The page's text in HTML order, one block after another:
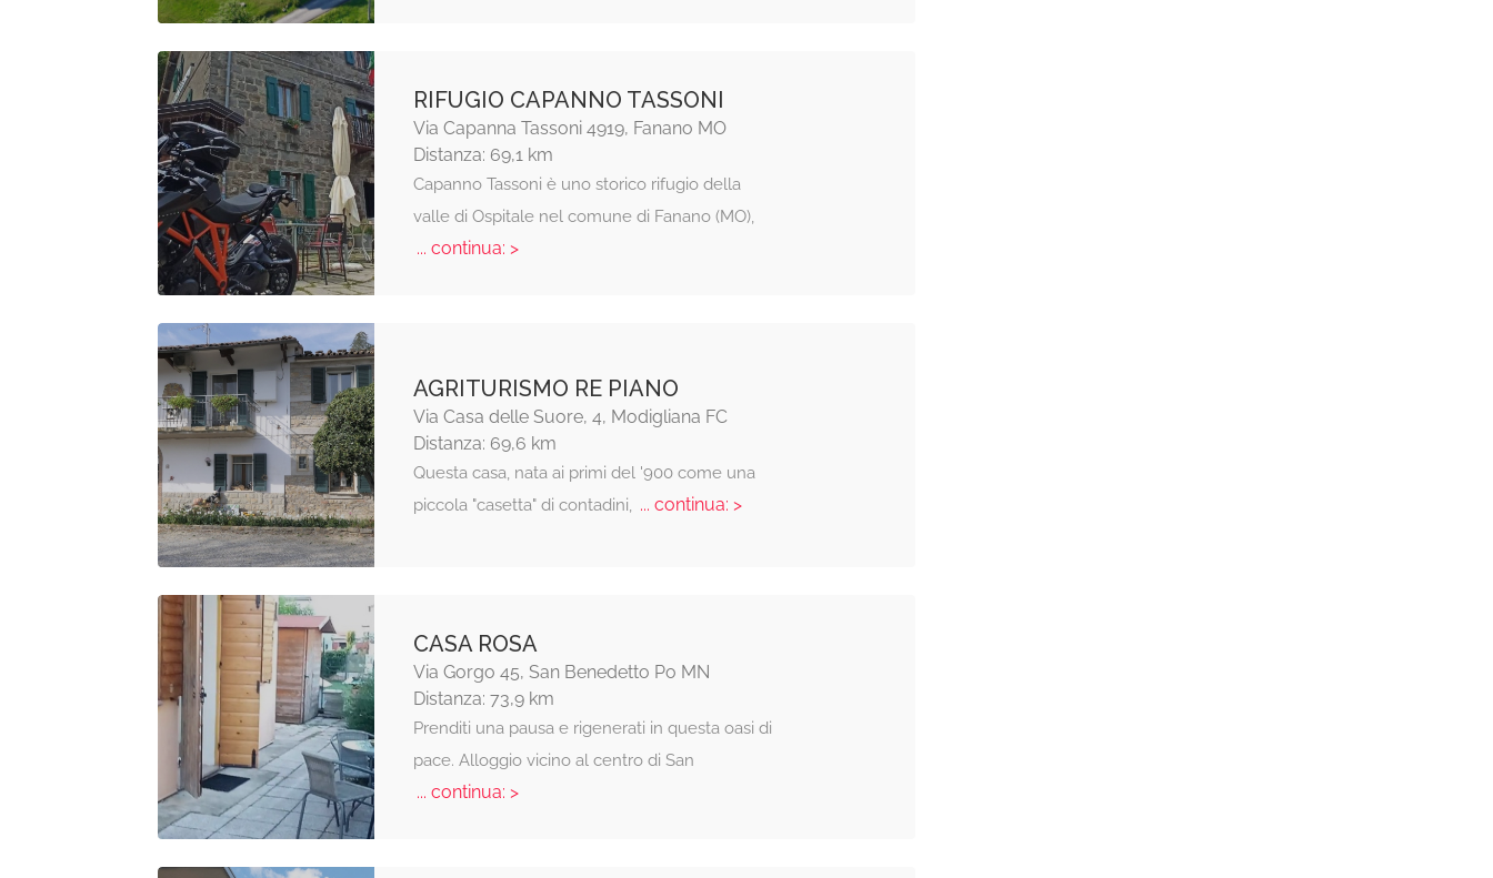
RIFUGIO CAPANNO TASSONI
Via Capanna Tassoni 4919, Fanano MO
Distanza: 69,1 km
Capanno Tassoni è uno storico rifugio della
valle di Ospitale nel comune di Fanano (MO),
... continua: >
AGRITURISMO RE PIANO
Via Casa delle Suore, 4, Modigliana FC
Distanza: 69,6 km
Questa casa, nata ai primi del '900 come una
piccola "casetta" di contadini,
... continua: >
CASA ROSA
Via Gorgo 45, San Benedetto Po MN
Distanza: 73,9 km
Prenditi una pausa e rigenerati in questa oasi di
pace. Alloggio vicino al centro di San
... continua: >